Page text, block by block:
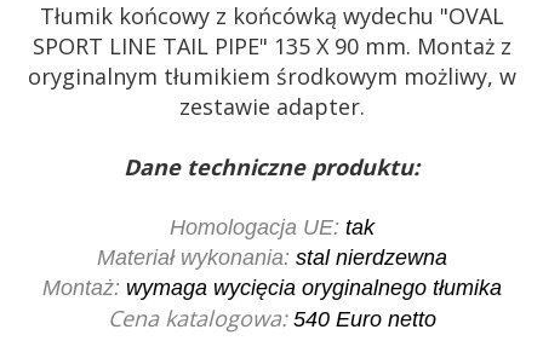
Tłumik końcowy z końcówką wydechu "OVAL
SPORT LINE TAIL PIPE" 135 X 90 mm. Montaż z
oryginalnym tłumikiem środkowym możliwy, w
zestawie adapter.
Dane techniczne produktu:
Homologacja UE: tak
Materiał wykonania: stal nierdzewna
Montaż:wymaga wycięcia oryginalnego tłumika
Cena katalogowa: 540 Euro netto